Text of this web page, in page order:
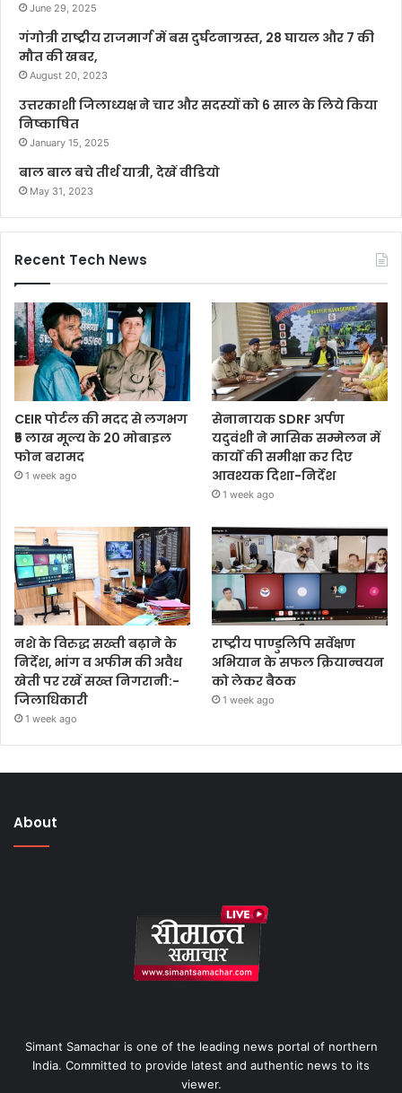
June 29, 2025
गंगोत्री राष्ट्रीय राजमार्ग में बस दुर्घटनाग्रस्त, 28 घायल और 7 की
मौत की खबर,
August 20, 2023
उत्तरकाशी जिलाध्यक्ष ने चार और सदस्यों को 6 साल के लिये किया
निष्काषित
January 15, 2025
बाल बाल बचे तीर्थ यात्री, देखें वीडियो
May 31, 2023
Recent Tech News
CEIR पोर्टल की मदद से लगभग
₹5 लाख मूल्य के 20 मोबाइल
फोन बरामद
1 week ago
सेनानायक SDRF अर्पण
यदुवंशी ने मासिक सम्मेलन में
कार्यों की समीक्षा कर दिए
आवश्यक दिशा-निर्देश
1 week ago
नशे के विरुद्ध सख्ती बढ़ाने के
निर्देश, भांग व अफीम की अवैध
खेती पर रखें सख्त निगरानी:-
जिलाधिकारी
1 week ago
राष्ट्रीय पाण्डुलिपि सर्वेक्षण
अभियान के सफल क्रियान्वयन
को लेकर बैठक
1 week ago
About
Simant Samachar is one of the leading news portal of northern
India. Committed to provide latest and authentic news to its
viewer.